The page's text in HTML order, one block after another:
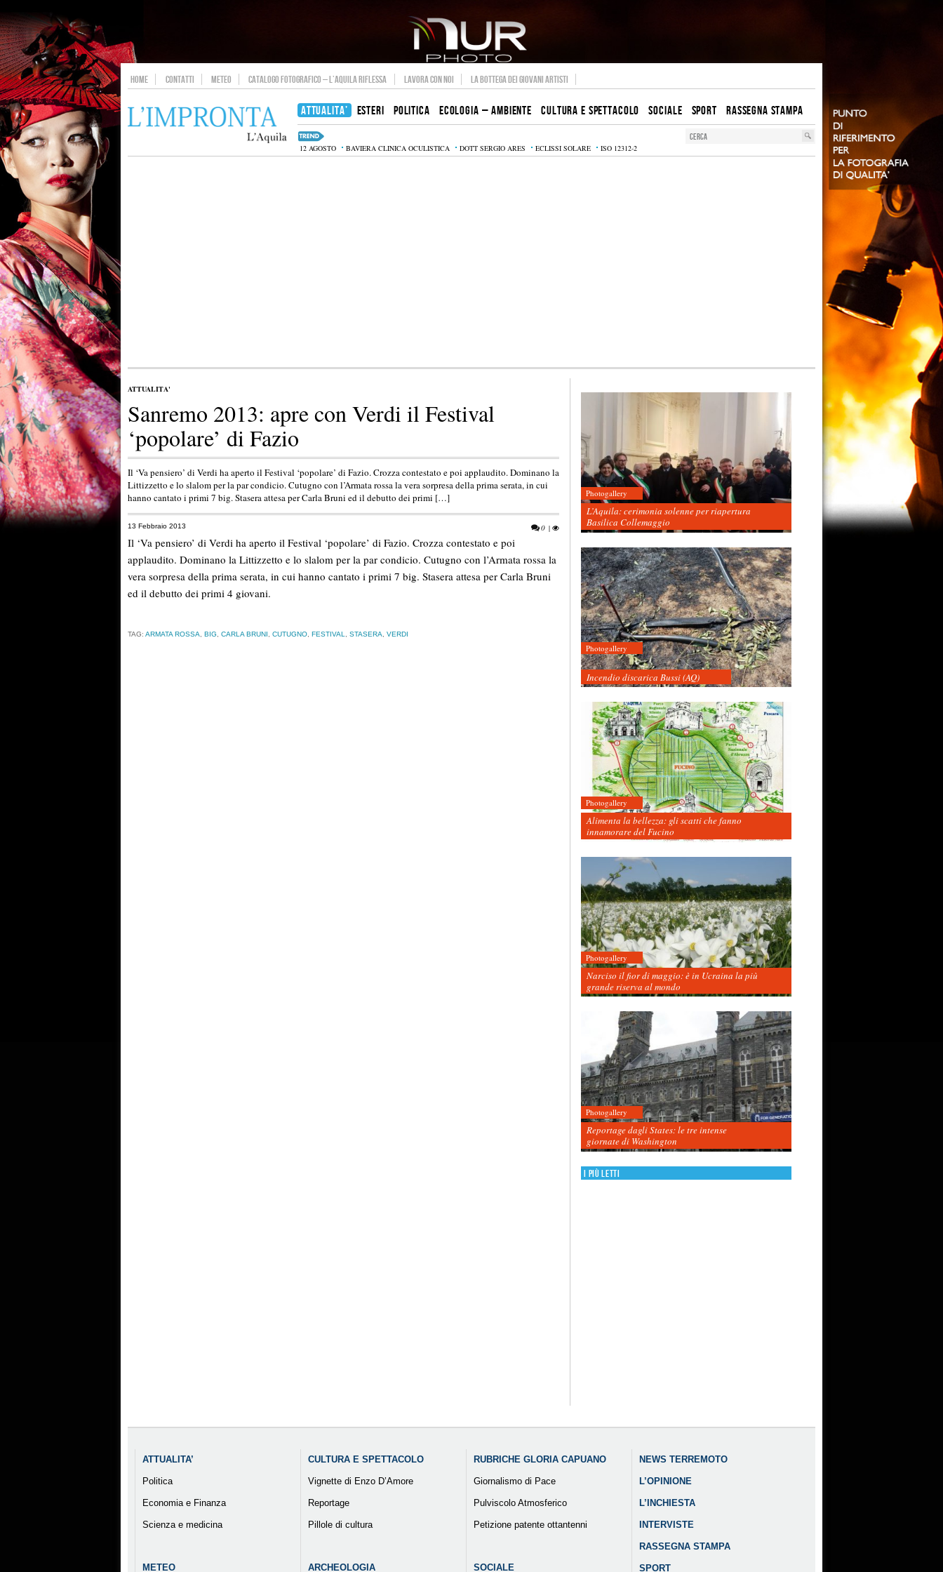
HOME CONTATTI METEO CATALOGO FOTOGRAFICO – L’AQUILA RIFLESSA LAVORA CON NOI LA BOTTEGA DEI GIOVANI ARTISTI
ATTUALITA’ ESTERI POLITICA ECOLOGIA – AMBIENTE CULTURA E SPETTACOLO SOCIALE SPORT RASSEGNA STAMPA
12 AGOSTO BAVIERA CLINICA OCULISTICA DOTT SERGIO ARES ECLISSI SOLARE ISO 12312-2
ATTUALITA'
Sanremo 2013: apre con Verdi il Festival
‘popolare’ di Fazio
Il ‘Va pensiero’ di Verdi ha aperto il Festival ‘popolare’ di Fazio. Crozza contestato e poi applaudito. Dominano la
Littizzetto e lo slalom per la par condicio. Cutugno con l’Armata rossa la vera sorpresa della prima serata, in cui
hanno cantato i primi 7 big. Stasera attesa per Carla Bruni ed il debutto dei primi […]
13 Febbraio 2013 0 |
Il ‘Va pensiero’ di Verdi ha aperto il Festival ‘popolare’ di Fazio. Crozza contestato e poi
applaudito. Dominano la Littizzetto e lo slalom per la par condicio. Cutugno con l’Armata rossa la
vera sorpresa della prima serata, in cui hanno cantato i primi 7 big. Stasera attesa per Carla Bruni
ed il debutto dei primi 4 giovani.
TAG: ARMATA ROSSA BIG CARLA BRUNI CUTUGNO FESTIVAL STASERA VERDI
Photogallery
L’Aquila: cerimonia solenne per riapertura
Basilica Collemaggio
Photogallery
Incendio discarica Bussi (AQ)
Photogallery
Alimenta la bellezza: gli scatti che fanno
innamorare del Fucino
Photogallery
Narciso il fior di maggio: è in Ucraina la più
grande riserva al mondo
Photogallery
Reportage dagli States: le tre intense
giornate di Washington
I più letti
ATTUALITA’
Politica
Economia e Finanza
Scienza e medicina
METEO
CULTURA E SPETTACOLO
Vignette di Enzo D’Amore
Reportage
Pillole di cultura
ARCHEOLOGIA
RUBRICHE GLORIA CAPUANO
Giornalismo di Pace
Pulviscolo Atmosferico
Petizione patente ottantenni
SOCIALE
NEWS TERREMOTO
L’OPINIONE
L’INCHIESTA
INTERVISTE
RASSEGNA STAMPA
SPORT